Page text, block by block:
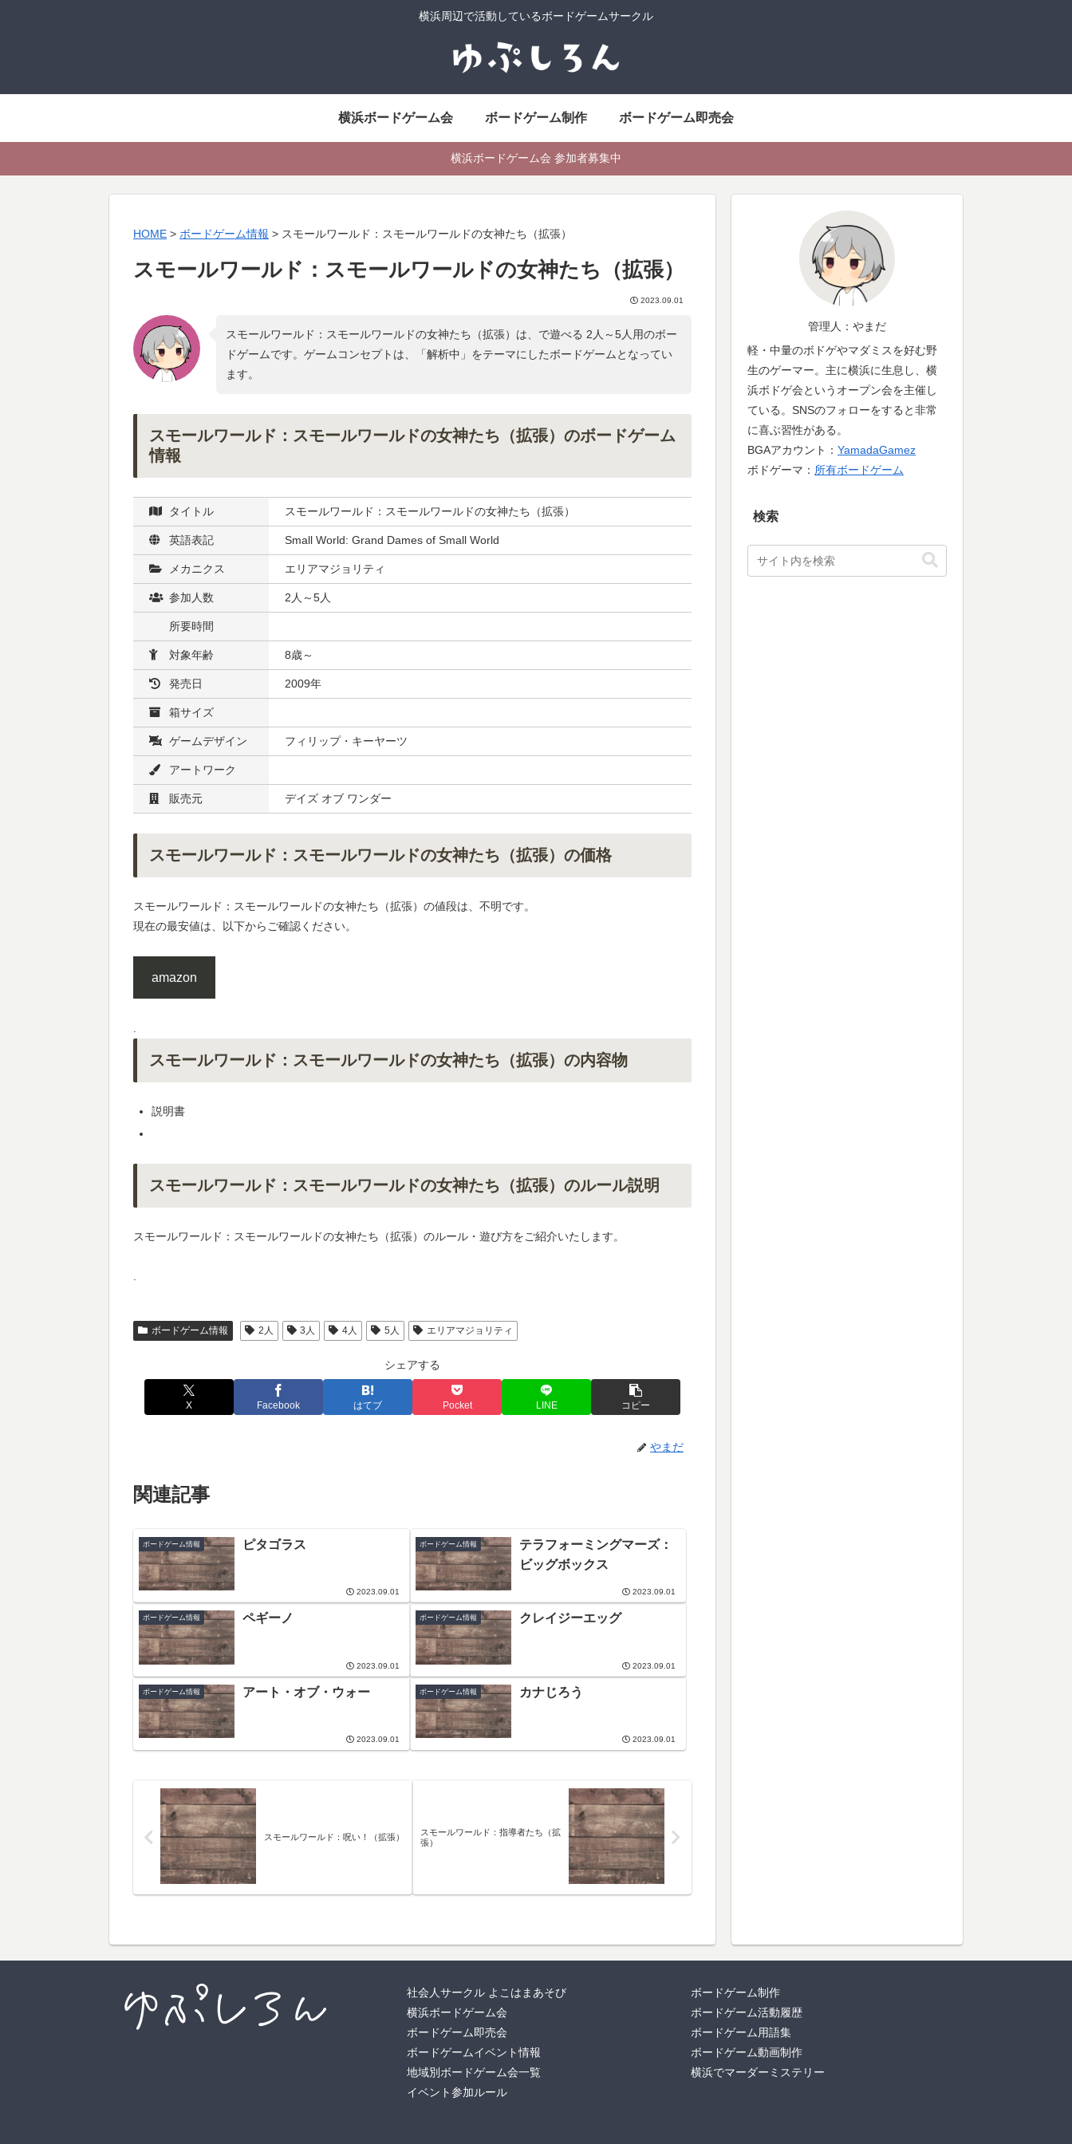
横浜周辺で活動しているボードゲームサークル
横浜ボードゲーム会 ボードゲーム制作 ボードゲーム即売会
横浜ボードゲーム会 参加者募集中
HOME > ボードゲーム情報 > スモールワールド：スモールワールドの女神たち（拡張）
スモールワールド：スモールワールドの女神たち（拡張）
2023.09.01
スモールワールド：スモールワールドの女神たち（拡張）は、で遊べる 2人～5人用のボー
ドゲームです。ゲームコンセプトは、「解析中 」をテーマにしたボードゲームとなってい
ます。
スモールワールド：スモールワールドの女神たち（拡張）のボードゲーム
情報
タイトル スモールワールド：スモールワールドの女神たち（拡張）
英語表記 Small World: Grand Dames of Small World
メカニクス エリアマジョリティ
参加人数 2人～5人
所要時間
対象年齢 8歳～
発売日 2009年
箱サイズ
ゲームデザイン フィリップ・キーヤーツ
アートワーク
販売元 デイズ オブ ワンダー
スモールワールド：スモールワールドの女神たち（拡張）の価格
スモールワールド：スモールワールドの女神たち（拡張）の値段は、不明です。
現在の最安値は、以下からご確認ください。
amazon
.
スモールワールド：スモールワールドの女神たち（拡張）の内容物
説明書
スモールワールド：スモールワールドの女神たち（拡張）のルール説明
スモールワールド：スモールワールドの女神たち（拡張）のルール・遊び方をご紹介いたします。
.
ボードゲーム情報 2人 3人 4人 5人 エリアマジョリティ
シェアする
X Facebook はてブ Pocket LINE コピー
やまだ
関連記事
ボードゲーム情報 ピタゴラス
2023.09.01
ボードゲーム情報
テラフォーミングマーズ：
ビッグボックス
2023.09.01
ボードゲーム情報 ペギーノ
2023.09.01
ボードゲーム情報 クレイジーエッグ
2023.09.01
ボードゲーム情報 アート・オブ・ウォー
2023.09.01
ボードゲーム情報 カナじろう
2023.09.01
スモールワールド：呪い！（拡張）
スモールワールド：指導者たち（拡
張）
管理人：やまだ
軽・中量のボドゲやマダミスを好む野
生のゲーマー。主に横浜に生息し、横
浜ボドゲ会というオープン会を主催し
ている。SNSのフォローをすると非常
に喜ぶ習性がある。
BGAアカウント： YamadaGamez
ボドゲーマ： 所有ボードゲーム
検索
社会人サークル よこはまあそび
横浜ボードゲーム会
ボードゲーム即売会
ボードゲームイベント情報
地域別ボードゲーム会一覧
イベント参加ルール
ボードゲーム制作
ボードゲーム活動履歴
ボードゲーム用語集
ボードゲーム動画制作
横浜でマーダーミステリー